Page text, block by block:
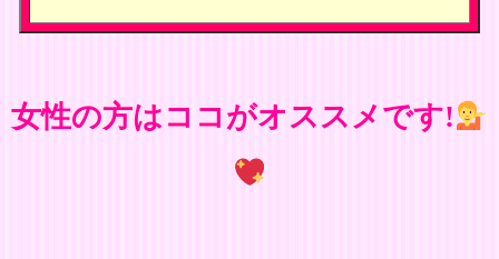
女性の方はココがオススメです!